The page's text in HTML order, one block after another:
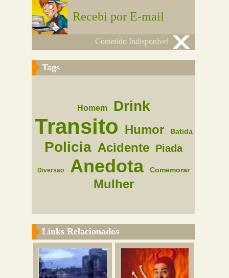
Recebi por E-mail
Conteúdo Indisponível
Tags
Homem Drink
Transito Humor Batida
Policia Acidente Piada
Diversao Anedota Comemorar
Mulher
Links Relacionados